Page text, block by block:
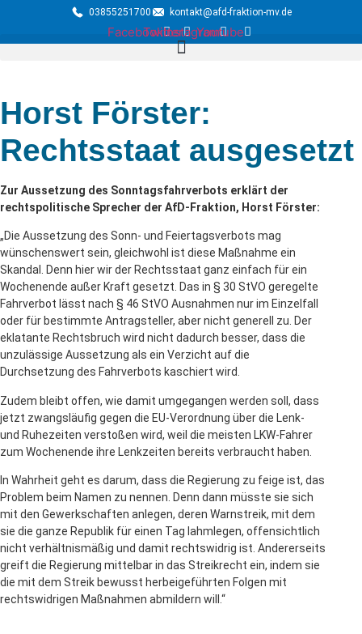
03855251700 kontakt@afd-fraktion-mv.de
FacebookTwitterInstagramYoutube
Horst Förster:
Rechtsstaat ausgesetzt
Zur Aussetzung des Sonntagsfahrverbots erklärt der
rechtspolitische Sprecher der AfD-Fraktion, Horst Förster:
„Die Aussetzung des Sonn- und Feiertagsverbots mag
wünschenswert sein, gleichwohl ist diese Maßnahme ein
Skandal. Denn hier wir der Rechtsstaat ganz einfach für ein
Wochenende außer Kraft gesetzt. Das in § 30 StVO geregelte
Fahrverbot lässt nach § 46 StVO Ausnahmen nur im Einzelfall
oder für bestimmte Antragsteller, aber nicht generell zu. Der
eklatante Rechtsbruch wird nicht dadurch besser, dass die
unzulässige Aussetzung als ein Verzicht auf die
Durchsetzung des Fahrverbots kaschiert wird.
Zudem bleibt offen, wie damit umgegangen werden soll, dass
jetzt zwangsläufig gegen die EU-Verordnung über die Lenk-
und Ruhezeiten verstoßen wird, weil die meisten LKW-Fahrer
zum Wochenende ihre Lenkzeiten bereits verbraucht haben.
In Wahrheit geht es darum, dass die Regierung zu feige ist, das
Problem beim Namen zu nennen. Denn dann müsste sie sich
mit den Gewerkschaften anlegen, deren Warnstreik, mit dem
sie die ganze Republik für einen Tag lahmlegen, offensichtlich
nicht verhältnismäßig und damit rechtswidrig ist. Andererseits
greift die Regierung mittelbar in das Streikrecht ein, indem sie
die mit dem Streik bewusst herbeigeführten Folgen mit
rechtswidrigen Maßnahmen abmildern will.“